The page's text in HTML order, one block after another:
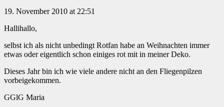
19. November 2010 at 22:51
Hallihallo,
selbst ich als nicht unbedingt Rotfan habe an Weihnachten immer
etwas oder eigentlich schon einiges rot mit in meiner Deko.
Dieses Jahr bin ich wie viele andere nicht an den Fliegenpilzen
vorbeigekommen.
GGlG Maria